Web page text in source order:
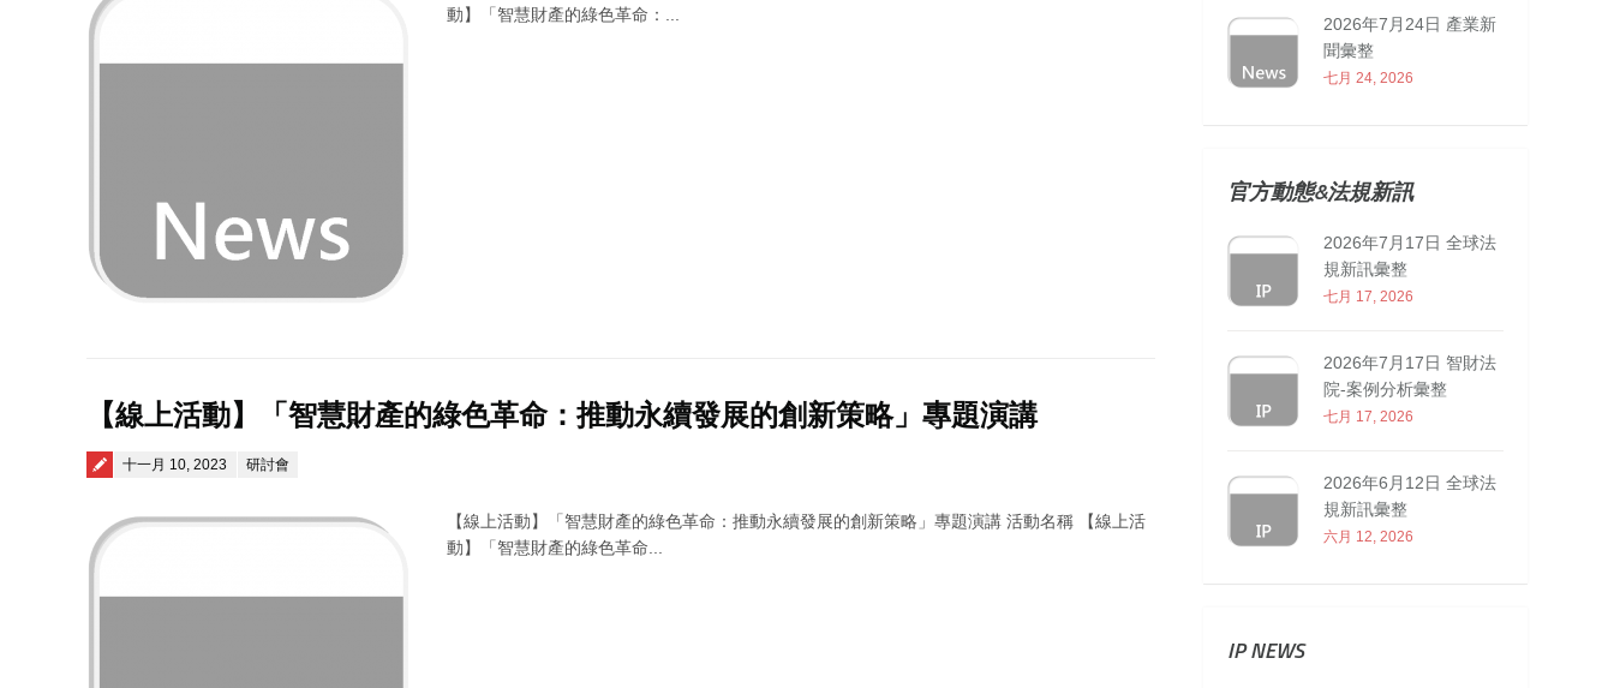
動】「智慧財產的綠色革命：...
【線上活動】「智慧財產的綠色革命：推動永續發展的創新策略」專題演講
Posted on
十一月 10, 2023 研討會
【線上活動】「智慧財產的綠色革命：推動永續發展的創新策略」專題演講 活動名稱 【線上活
動】「智慧財產的綠色革命...
2026年7月24日 產業新
聞彙整
七月 24, 2026
官方動態&法規新訊
2026年7月17日 全球法
規新訊彙整
七月 17, 2026
2026年7月17日 智財法
院-案例分析彙整
七月 17, 2026
2026年6月12日 全球法
規新訊彙整
六月 12, 2026
IP NEWS